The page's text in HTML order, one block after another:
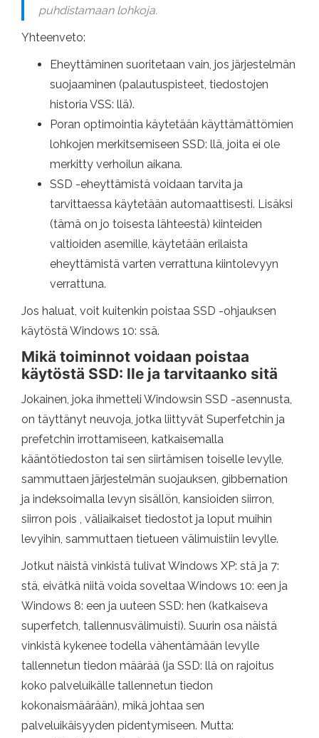
puhdistamaan lohkoja.
Yhteenveto:
Eheyttäminen suoritetaan vain, jos järjestelmän
suojaaminen (palautuspisteet, tiedostojen
historia VSS: llä).
Poran optimointia käytetään käyttämättömien
lohkojen merkitsemiseen SSD: llä, joita ei ole
merkitty verhoilun aikana.
SSD -eheyttämistä voidaan tarvita ja
tarvittaessa käytetään automaattisesti. Lisäksi
(tämä on jo toisesta lähteestä) kiinteiden
valtioiden asemille, käytetään erilaista
eheyttämistä varten verrattuna kiintolevyyn
verrattuna.
Jos haluat, voit kuitenkin poistaa SSD -ohjauksen
käytöstä Windows 10: ssä.
Mikä toiminnot voidaan poistaa
käytöstä SSD: lle ja tarvitaanko sitä
Jokainen, joka ihmetteli Windowsin SSD -asennusta,
on täyttänyt neuvoja, jotka liittyvät Superfetchin ja
prefetchin irrottamiseen, katkaisemalla
kääntötiedoston tai sen siirtämisen toiselle levylle,
sammuttaen järjestelmän suojauksen, gibbernation
ja indeksoimalla levyn sisällön, kansioiden siirron,
siirron pois , väliaikaiset tiedostot ja loput muihin
levyihin, sammuttaen tietueen välimuistiin levylle.
Jotkut näistä vinkistä tulivat Windows XP: stä ja 7:
stä, eivätkä niitä voida soveltaa Windows 10: een ja
Windows 8: een ja uuteen SSD: hen (katkaiseva
superfetch, tallennusvälimuisti). Suurin osa näistä
vinkistä kykenee todella vähentämään levylle
tallennetun tiedon määrää (ja SSD: llä on rajoitus
koko palveluikälle tallennetun tiedon
kokonaismäärään), mikä johtaa sen
palveluikäisyyden pidentymiseen. Mutta: